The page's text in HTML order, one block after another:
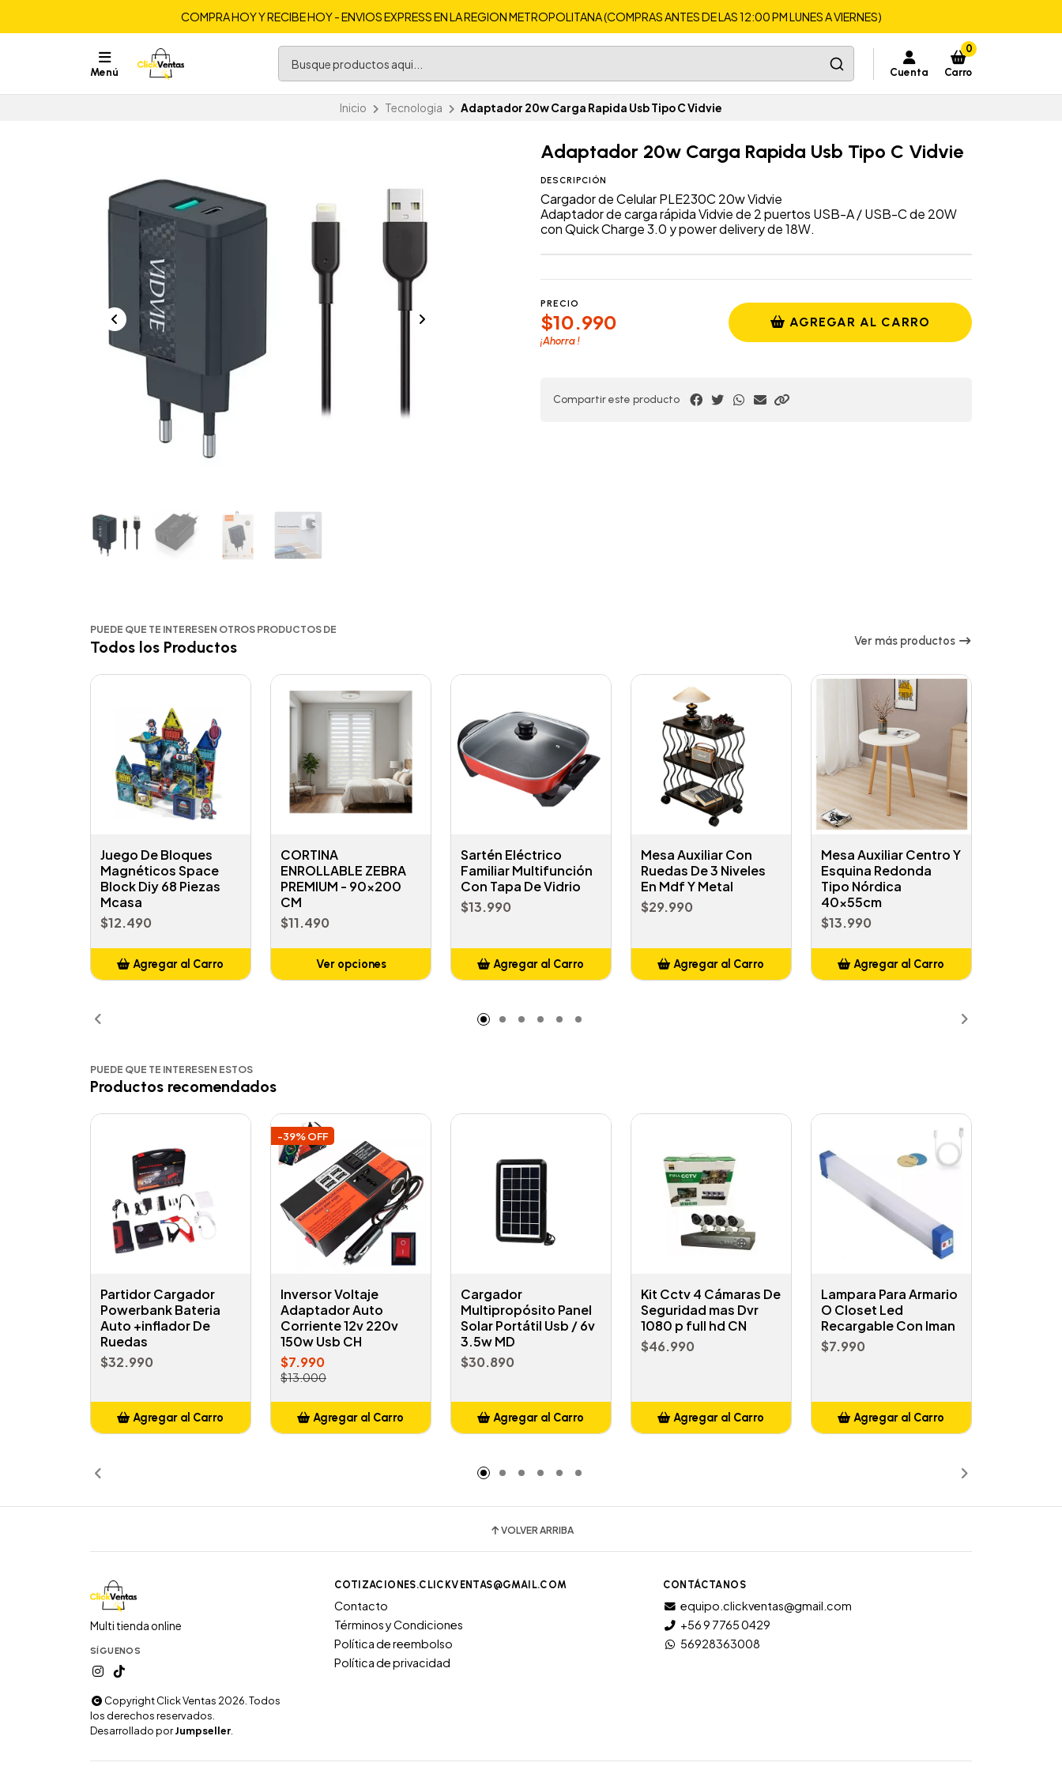
COMPRA HOY Y RECIBE HOY - ENVIOS EXPRESS EN LA REGION METROPOLITANA (COMPRAS ANTES DE LAS 12:00 PM LUNES A VIERNES)
Menú Cuenta
0
Carro
Inicio Tecnologia Adaptador 20w Carga Rapida Usb Tipo C Vidvie
Adaptador 20w Carga Rapida Usb Tipo C Vidvie
DESCRIPCIÓN
Cargador de Celular PLE230C 20w Vidvie
Adaptador de carga rápida Vidvie de 2 puertos USB-A / USB-C de 20W
con Quick Charge 3.0 y power delivery de 18W.
PRECIO
$10.990
¡Ahorra!
AGREGAR AL CARRO
Compartir este producto
PUEDE QUE TE INTERESEN OTROS PRODUCTOS DE
Todos los Productos Ver más productos
Juego De Bloques
Magnéticos Space
Block Diy 68 Piezas
Mcasa
$12.490
Agregar al Carro
CORTINA
ENROLLABLE ZEBRA
PREMIUM - 90x200
CM
$11.490
Ver opciones
Sartén Eléctrico
Familiar Multifunción
Con Tapa De Vidrio
$13.990
Agregar al Carro
Mesa Auxiliar Con
Ruedas De 3 Niveles
En Mdf Y Metal
$29.990
Agregar al Carro
Mesa Auxiliar Centro Y
Esquina Redonda
Tipo Nórdica
40x55cm
$13.990
Agregar al Carro
PUEDE QUE TE INTERESEN ESTOS
Productos recomendados
Partidor Cargador
Powerbank Bateria
Auto +inflador De
Ruedas
$32.990
Agregar al Carro
-39% OFF
Inversor Voltaje
Adaptador Auto
Corriente 12v 220v
150w Usb CH
$7.990
$13.000
Agregar al Carro
Cargador
Multipropósito Panel
Solar Portátil Usb / 6v
3.5w MD
$30.890
Agregar al Carro
Kit Cctv 4 Cámaras De
Seguridad mas Dvr
1080 p full hd CN
$46.990
Agregar al Carro
Lampara Para Armario
O Closet Led
Recargable Con Iman
$7.990
Agregar al Carro
VOLVER ARRIBA
Multi tienda online
SÍGUENOS
Copyright Click Ventas 2026. Todos
los derechos reservados.
Desarrollado porJumpseller.
COTIZACIONES.CLICKVENTAS@GMAIL.COM
Contacto
Términos y Condiciones
Política de reembolso
Política de privacidad
CONTÁCTANOS
equipo.clickventas@gmail.com
+56 9 7765 0429
56928363008